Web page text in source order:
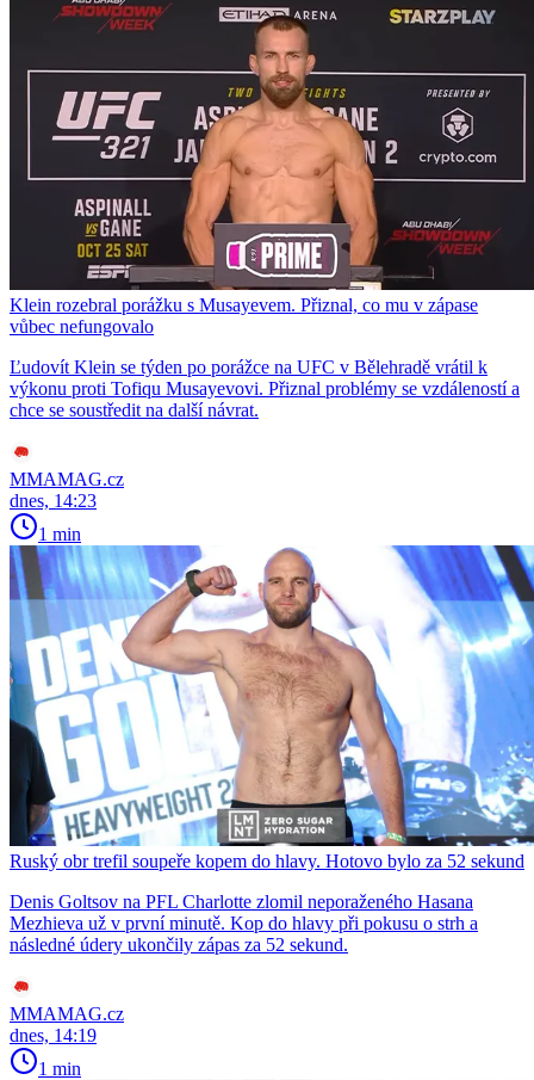
Klein rozebral porážku s Musayevem. Přiznal, co mu v zápase
vůbec nefungovalo
Ľudovít Klein se týden po porážce na UFC v Bělehradě vrátil k
výkonu proti Tofiqu Musayevovi. Přiznal problémy se vzdáleností a
chce se soustředit na další návrat.
MMAMAG.cz
dnes, 14:23
1 min
Ruský obr trefil soupeře kopem do hlavy. Hotovo bylo za 52 sekund
Denis Goltsov na PFL Charlotte zlomil neporaženého Hasana
Mezhieva už v první minutě. Kop do hlavy při pokusu o strh a
následné údery ukončily zápas za 52 sekund.
MMAMAG.cz
dnes, 14:19
1 min